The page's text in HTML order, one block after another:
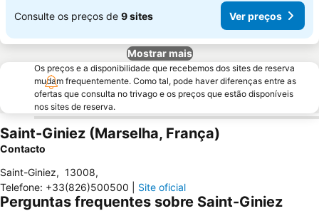
Consulte os preços de 9 sites Ver preços
Mostrar mais
Os preços e a disponibilidade que recebemos dos sites de reserva
mudam frequentemente. Como tal, pode haver diferenças entre as
ofertas que consulta no trivago e os preços que estão disponíveis
nos sites de reserva.
Saint-Giniez (Marselha, França)
Contacto
Saint-Giniez, 13008,
Telefone: +33(826)500500 Site oficial
Perguntas frequentes sobre Saint-Giniez